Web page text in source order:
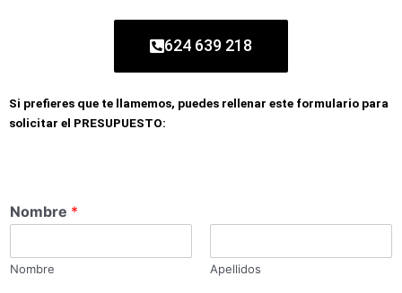
624 639 218
Si prefieres que te llamemos, puedes rellenar este formulario para
solicitar el PRESUPUESTO:
Nombre *
Nombre Apellidos